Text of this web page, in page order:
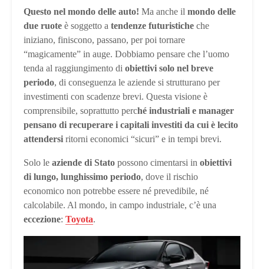
Questo nel mondo delle auto! Ma anche il mondo delle
due ruote è soggetto a tendenze futuristiche che
iniziano, finiscono, passano, per poi tornare
“magicamente” in auge. Dobbiamo pensare che l’uomo
tenda al raggiungimento di obiettivi solo nel breve
periodo, di conseguenza le aziende si strutturano per
investimenti con scadenze brevi. Questa visione è
comprensibile, soprattutto perché industriali e manager
pensano di recuperare i capitali investiti da cui è lecito
attendersi ritorni economici “sicuri” e in tempi brevi.
Solo le aziende di Stato possono cimentarsi in obiettivi
di lungo, lunghissimo periodo, dove il rischio
economico non potrebbe essere né prevedibile, né
calcolabile. Al mondo, in campo industriale, c’è una
eccezione: Toyota.